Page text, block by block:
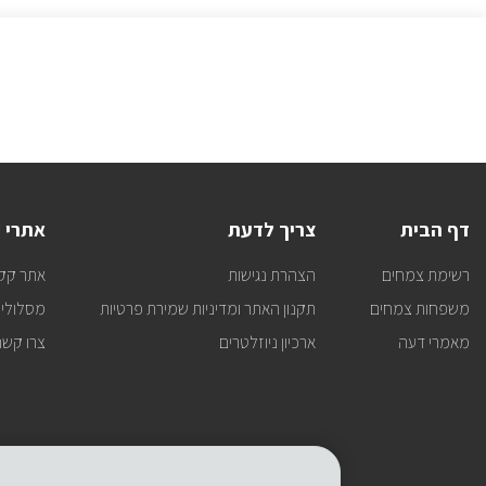
דף הבית
רשימת צמחים
משפחות צמחים
מאמרי דעה
צריך לדעת
הצהרת נגישות
תקנון האתר ומדיניות שמירת פרטיות
ארכיון ניוזלטרים
אתר
צרו